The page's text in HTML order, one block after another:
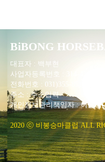
BiBONG
대표자 : 백부현
사업자등록번호 : 314-43-00551
전화번호 : 031)355-8518
주소 : 주소입력
개인정보관리책임자 : 이은정
2020 ⓒ 비봉승마클럽 ALL